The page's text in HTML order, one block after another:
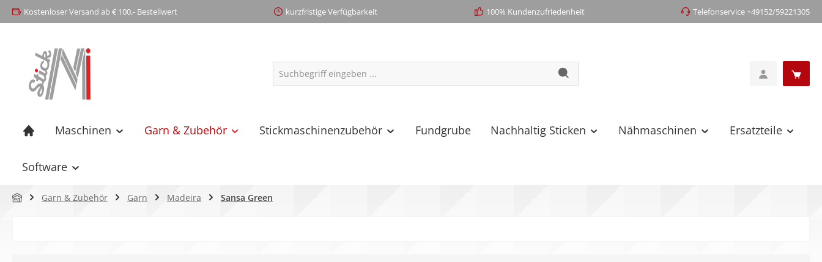
Zur Hauptnavigation springen
Kostenloser Versand ab € 100,- Bestellwert kurzfristige Verfügbarkeit 100% Kundenzufriedenheit Telefonservice +49152/59221305
Maschinen Garn & Zubehör Stickmaschinenzubehör Fundgrube Nachhaltig Sticken Nähmaschinen Ersatzteile
Software
Garn & Zubehör Garn Madeira Sansa Green